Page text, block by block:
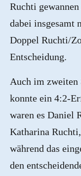
Ruchti
dabei insgesamt
Doppel Ruchti/
Entscheidung.
Auch im zweiten
konnte ein 4:2-
waren es Daniel
Katharina
während das
den